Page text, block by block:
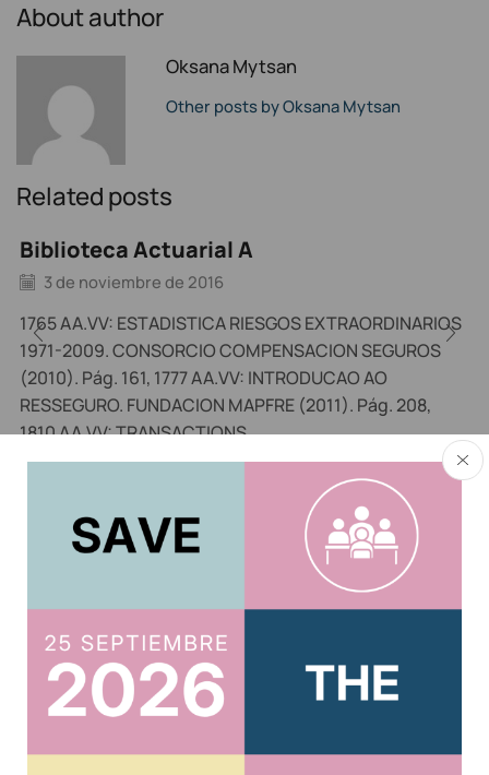
About author
Oksana Mytsan
Other posts by Oksana Mytsan
Related posts
Biblioteca Actuarial A
3 de noviembre de 2016
1765 AA.VV: ESTADISTICA RIESGOS EXTRAORDINARIOS
1971-2009. CONSORCIO COMPENSACION SEGUROS
(2010). Pág. 161, 1777 AA.VV: INTRODUCAO AO
RESSEGURO. FUNDACION MAPFRE (2011). Pág. 208,
1810 AA.VV: TRANSACTIONS...
Continue Reading
Suscríbete al boletín
Te mantendremos al tanto de todo